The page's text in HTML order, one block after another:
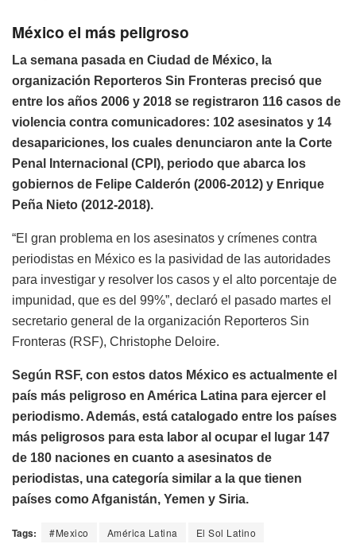
México el más peligroso
La semana pasada en Ciudad de México, la
organización Reporteros Sin Fronteras precisó que
entre los años 2006 y 2018 se registraron 116 casos de
violencia contra comunicadores: 102 asesinatos y 14
desapariciones, los cuales denunciaron ante la Corte
Penal Internacional (CPI), periodo que abarca los
gobiernos de Felipe Calderón (2006-2012) y Enrique
Peña Nieto (2012-2018).
“El gran problema en los asesinatos y crímenes contra
periodistas en México es la pasividad de las autoridades
para investigar y resolver los casos y el alto porcentaje de
impunidad, que es del 99%”, declaró el pasado martes el
secretario general de la organización Reporteros Sin
Fronteras (RSF), Christophe Deloire.
Según RSF, con estos datos México es actualmente el
país más peligroso en América Latina para ejercer el
periodismo. Además, está catalogado entre los países
más peligrosos para esta labor al ocupar el lugar 147
de 180 naciones en cuanto a asesinatos de
periodistas, una categoría similar a la que tienen
países como Afganistán, Yemen y Siria.
Tags: #Mexico América Latina
El Sol Latino